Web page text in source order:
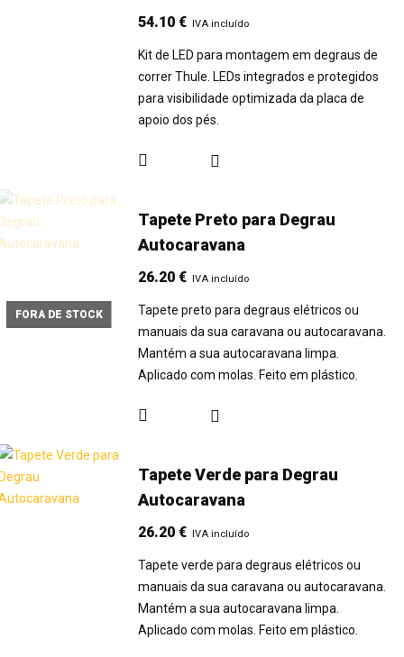
54.10€ IVA incluído
Kit de LED para montagem em degraus de
correr Thule. LEDs integrados e protegidos
para visibilidade optimizada da placa de
apoio dos pés.
FORA DE STOCK
Tapete Preto para Degrau
Autocaravana
26.20€ IVA incluído
Tapete preto para degraus elétricos ou
manuais da sua caravana ou autocaravana.
Mantém a sua autocaravana limpa.
Aplicado com molas. Feito em plástico.
Tapete Verde para Degrau
Autocaravana
26.20€ IVA incluído
Tapete verde para degraus elétricos ou
manuais da sua caravana ou autocaravana.
Mantém a sua autocaravana limpa.
Aplicado com molas. Feito em plástico.